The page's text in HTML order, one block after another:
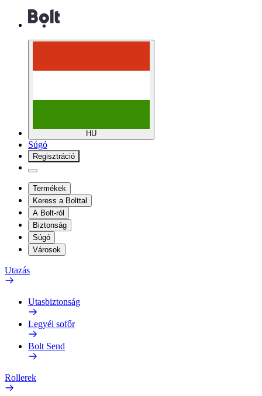
HU
Súgó
Regisztráció
Termékek
Keress a Bolttal
A Bolt-ról
Biztonság
Súgó
Városok
Utazás
Utasbiztonság
Legyél sofőr
Bolt Send
Rollerek